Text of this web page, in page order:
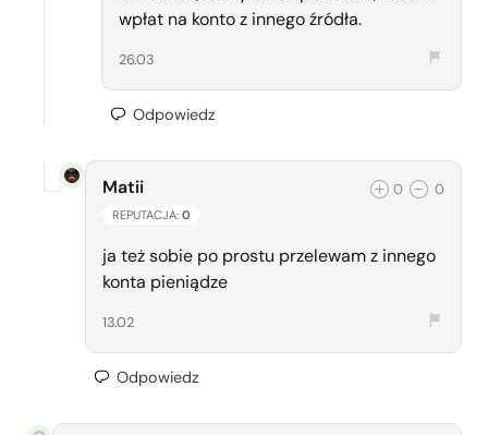
wpłat na konto z innego źródła.
26.03
Odpowiedz
Matii
REPUTACJA: 0
0 0
ja też sobie po prostu przelewam z innego
konta pieniądze
13.02
Odpowiedz